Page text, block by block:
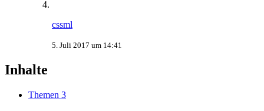
cssml
5. Juli 2017 um 14:41
Inhalte
Themen 3